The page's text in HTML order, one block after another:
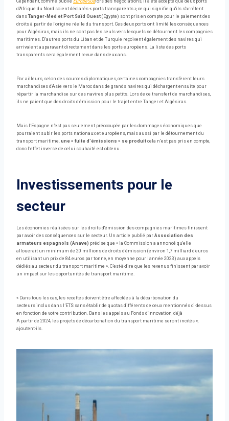
Cependant, comme publié EuropeSudlors des négociations, il a été accepté que deux ports
d'Afrique du Nord soient déclarés « ports transparents », ce qui signifie qu'ils s'arrêtent
dansTanger-Med et Port Saïd Ouest (Egypte) sont pris en compte pour le paiement des
droits à partir de l'origine réelle du transport. Ces deux ports ont limité les conséquences
pour Algésiras, mais ils ne sont pas les seuls vers lesquels se détournent les compagnies
maritimes. D’autres ports du Liban et de Turquie reçoivent également des navires qui
arrivaient auparavant directement dans les ports européens. La liste des ports
transparents sera également revue dans deux ans.
Par ailleurs, selon des sources diplomatiques, certaines compagnies transfèrent leurs
marchandises d'Asie vers le Maroc dans de grands navires qui déchargent ensuite pour
répartir la marchandise sur des navires plus petits. Lors de ce transfert de marchandises,
ils ne paient que des droits d'émission pour le trajet entre Tanger et Algésiras.
Mais l’Espagne n’est pas seulement préoccupée par les dommages économiques que
pourraient subir les ports nationaux et européens, mais aussi par le détournement du
transport maritime. une « fuite d'émissions » se produit cela n’est pas pris en compte,
donc l’effet inverse de celui souhaité est obtenu.
Investissements pour le
secteur
Les économies réalisées sur les droits d'émission des compagnies maritimes finissent
par avoir des conséquences sur le secteur. Un article publié par Association des
armateurs espagnols (Anave) précise que « la Commission a annoncé qu'elle
allouerait un minimum de 20 millions de droits d'émission (environ 1,7 milliard d'euros
en utilisant un prix de 84 euros par tonne, en moyenne pour l'année 2023) aux appels
dédiés au secteur du transport maritime ». C’est-à-dire que les revenus finissent par avoir
un impact sur les opportunités de transport maritime.
« Dans tous les cas, les recettes doivent être affectées à la décarbonation du
secteurs inclus dans l’ETS sans établir de quotas différents de ceux mentionnés ci-dessus
en fonction de votre contribution. Dans les appels au Fonds d'innovation, déjà
A partir de 2024, les projets de décarbonation du transport maritime seront incités »,
ajoutent-ils.